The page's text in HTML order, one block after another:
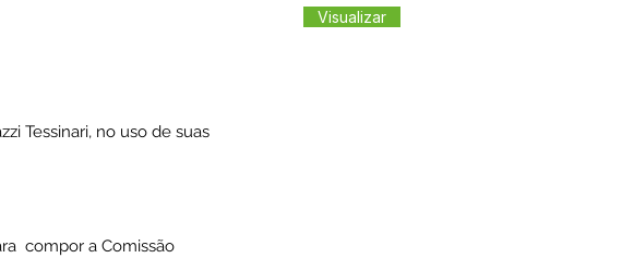
Tessinari, no uso de suas
compor a Comissão
Visualizar